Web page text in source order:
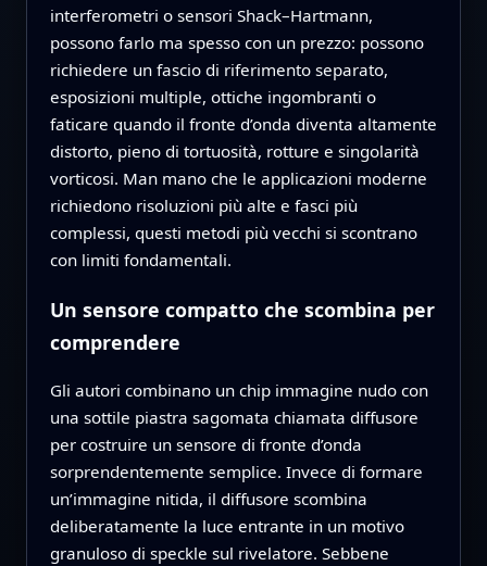
interferometri o sensori Shack–Hartmann,
possono farlo ma spesso con un prezzo: possono
richiedere un fascio di riferimento separato,
esposizioni multiple, ottiche ingombranti o
faticare quando il fronte d’onda diventa altamente
distorto, pieno di tortuosità, rotture e singolarità
vorticosi. Man mano che le applicazioni moderne
richiedono risoluzioni più alte e fasci più
complessi, questi metodi più vecchi si scontrano
con limiti fondamentali.
Un sensore compatto che scombina per
comprendere
Gli autori combinano un chip immagine nudo con
una sottile piastra sagomata chiamata diffusore
per costruire un sensore di fronte d’onda
sorprendentemente semplice. Invece di formare
un’immagine nitida, il diffusore scombina
deliberatamente la luce entrante in un motivo
granuloso di speckle sul rivelatore. Sebbene